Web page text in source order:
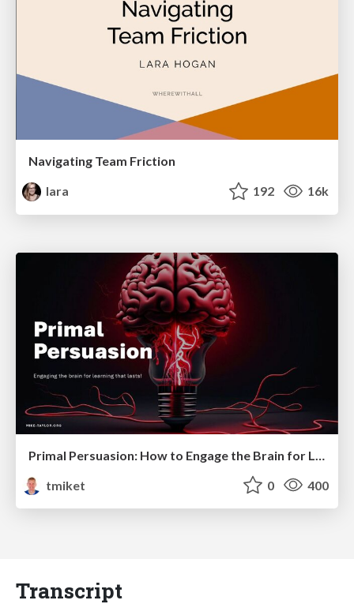
Navigating Team Friction
lara
192 16k
tmiket
0 400
Transcript